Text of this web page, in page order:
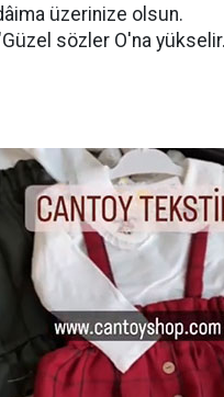
üzerinize olsun.
sözler O'na